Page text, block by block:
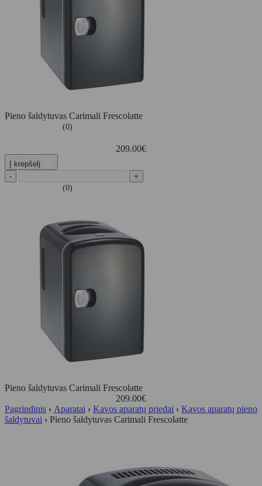
Pieno šaldytuvas Carimali Frescolatte
(0)
209.00€
Į krepšelį
-
+
(0)
Pieno šaldytuvas Carimali Frescolatte
209.00€
Pagrindinis › Aparatai › Kavos aparatų priedai › Kavos aparatų pieno
šaldytuvai › Pieno šaldytuvas Carimali Frescolatte